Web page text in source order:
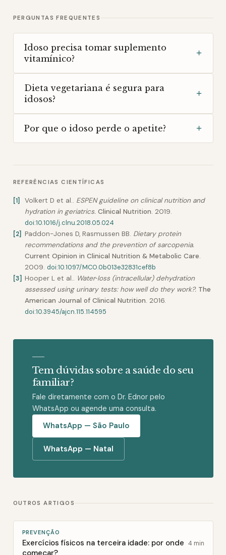
PERGUNTAS FREQUENTES
Idoso precisa tomar suplemento
vitamínico?
+
Dieta vegetariana é segura para
idosos?
+
Por que o idoso perde o apetite? +
REFERÊNCIAS CIENTÍFICAS
[1] Volkert D et al.. ESPEN guideline on clinical nutrition and
hydration in geriatrics. Clinical Nutrition. 2019.
doi:10.1016/j.clnu.2018.05.024
[2] Paddon-Jones D, Rasmussen BB. Dietary protein
recommendations and the prevention of sarcopenia.
Current Opinion in Clinical Nutrition & Metabolic Care.
2009. doi:10.1097/MCO.0b013e32831cef8b
[3] Hooper L et al.. Water‐loss (intracellular) dehydration
assessed using urinary tests: how well do they work?. The
American Journal of Clinical Nutrition. 2016.
doi:10.3945/ajcn.115.114595
Tem dúvidas sobre a saúde do seu
familiar?
Fale diretamente com o Dr. Ednor pelo
WhatsApp ou agende uma consulta.
WhatsApp — São Paulo
WhatsApp — Natal
OUTROS ARTIGOS
PREVENÇÃO
Exercícios físicos na terceira idade: por onde 4 min